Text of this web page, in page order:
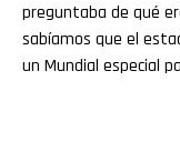
preguntaba de qué
sabíamos que el
un Mundial especial